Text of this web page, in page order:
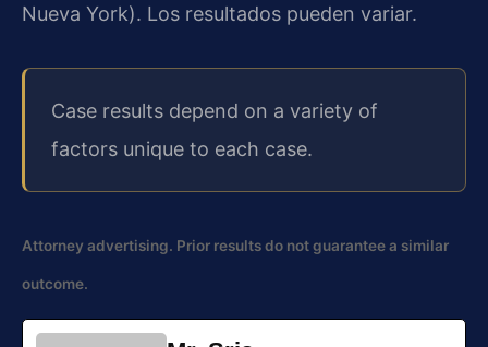
Nueva York). Los resultados pueden variar.
Case results depend on a variety of
factors unique to each case.
Attorney advertising. Prior results do not guarantee a similar
outcome.